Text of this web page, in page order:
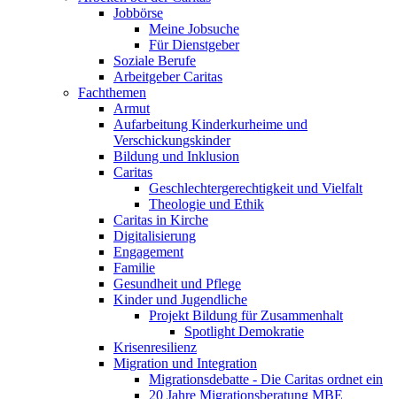
Jobbörse
Meine Jobsuche
Für Dienstgeber
Soziale Berufe
Arbeitgeber Caritas
Fachthemen
Armut
Aufarbeitung Kinderkurheime und
Verschickungskinder
Bildung und Inklusion
Caritas
Geschlechtergerechtigkeit und Vielfalt
Theologie und Ethik
Caritas in Kirche
Digitalisierung
Engagement
Familie
Gesundheit und Pflege
Kinder und Jugendliche
Projekt Bildung für Zusammenhalt
Spotlight Demokratie
Krisenresilienz
Migration und Integration
Migrationsdebatte - Die Caritas ordnet ein
20 Jahre Migrationsberatung MBE